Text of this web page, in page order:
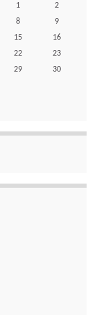
1
2
8
9
15
16
22
23
29
30